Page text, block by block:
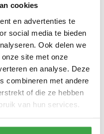
cookies
en advertenties te
social media te bieden
Ook delen we
site met onze
en analyse. Deze
combineren met andere
of die ze hebben
van hun services.
mm dakhout
uit 1 stuk geleverd incl.
- met 10 jaar garantie
deur zonder drempel -
van echt glas
cm
bevestigingsmaterialen